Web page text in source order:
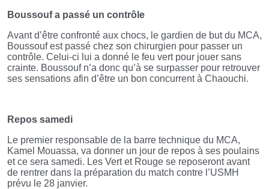
Boussouf a passé un contrôle
Avant d’être confronté aux chocs, le gardien de but du MCA,
Boussouf est passé chez son chirurgien pour passer un
contrôle. Celui-ci lui a donné le feu vert pour jouer sans
crainte. Boussouf n’a donc qu’à se surpasser pour retrouver
ses sensations afin d’être un bon concurrent à Chaouchi.
Repos samedi
Le premier responsable de la barre technique du MCA,
Kamel Mouassa, va donner un jour de repos à ses poulains
et ce sera samedi. Les Vert et Rouge se reposeront avant
de rentrer dans la préparation du match contre l’USMH
prévu le 28 janvier.